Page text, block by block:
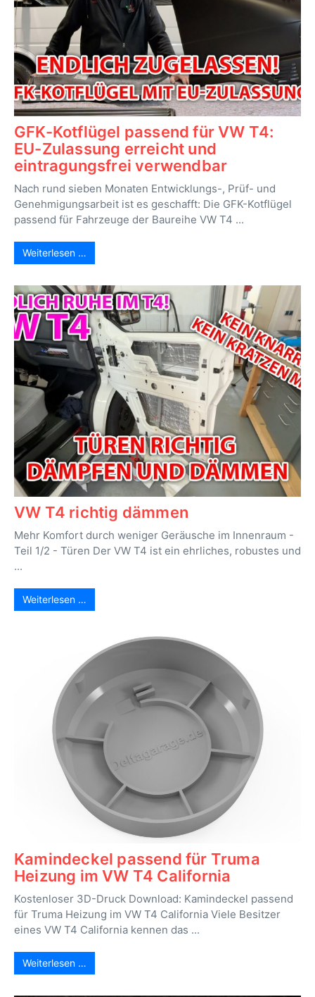
GFK-Kotflügel passend für VW T4:
EU-Zulassung erreicht und
eintragungsfrei verwendbar
Nach rund sieben Monaten Entwicklungs-, Prüf- und
Genehmigungsarbeit ist es geschafft: Die GFK-Kotflügel
passend für Fahrzeuge der Baureihe VW T4 ...
Weiterlesen …
VW T4 richtig dämmen
Mehr Komfort durch weniger Geräusche im Innenraum -
Teil 1/2 - Türen Der VW T4 ist ein ehrliches, robustes und
...
Weiterlesen …
Kamindeckel passend für Truma
Heizung im VW T4 California
Kostenloser 3D-Druck Download: Kamindeckel passend
für Truma Heizung im VW T4 California Viele Besitzer
eines VW T4 California kennen das ...
Weiterlesen …